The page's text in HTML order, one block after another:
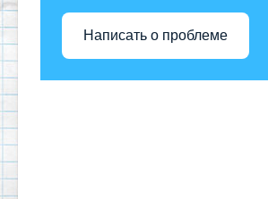
Написать о проблеме